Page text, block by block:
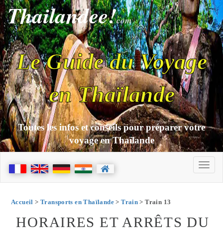
Thailandee!com
Le Guide du Voyage
en Thaïlande
Toutes les infos et conseils pour préparer votre
voyage en Thaïlande
Accueil > Transports en Thaïlande>Train > Train 13
HORAIRES ET ARRÊTS DU